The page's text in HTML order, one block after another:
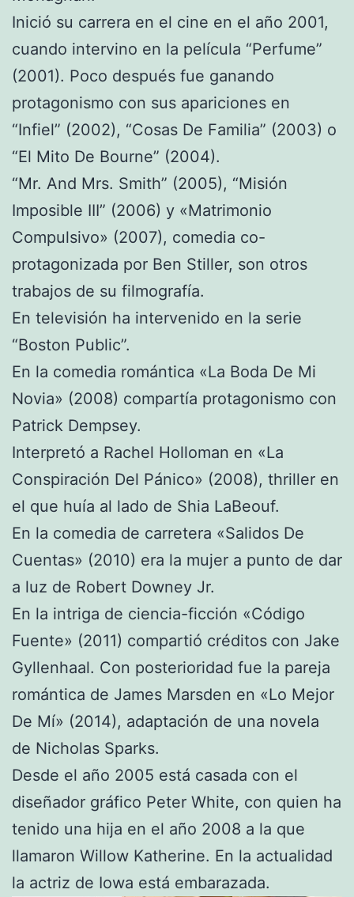
Inició su carrera en el cine en el año 2001,
cuando intervino en la película “Perfume”
(2001). Poco después fue ganando
protagonismo con sus apariciones en
“Infiel” (2002), “Cosas De Familia” (2003) o
“El Mito De Bourne” (2004).
“Mr. And Mrs. Smith” (2005), “Misión
Imposible III” (2006) y «Matrimonio
Compulsivo» (2007), comedia co-
protagonizada por Ben Stiller, son otros
trabajos de su filmografía.
En televisión ha intervenido en la serie
“Boston Public”.
En la comedia romántica «La Boda De Mi
Novia» (2008) compartía protagonismo con
Patrick Dempsey.
Interpretó a Rachel Holloman en «La
Conspiración Del Pánico» (2008), thriller en
el que huía al lado de Shia LaBeouf.
En la comedia de carretera «Salidos De
Cuentas» (2010) era la mujer a punto de dar
a luz de Robert Downey Jr.
En la intriga de ciencia-ficción «Código
Fuente» (2011) compartió créditos con Jake
Gyllenhaal. Con posterioridad fue la pareja
romántica de James Marsden en «Lo Mejor
De Mí» (2014), adaptación de una novela
de Nicholas Sparks.
Desde el año 2005 está casada con el
diseñador gráfico Peter White, con quien ha
tenido una hija en el año 2008 a la que
llamaron Willow Katherine. En la actualidad
la actriz de Iowa está embarazada.